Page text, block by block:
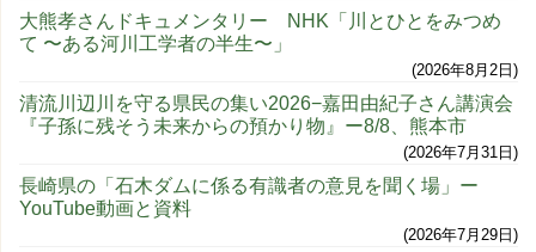
大熊孝さんドキュメンタリー NHK「川とひとをみつめ
て 〜ある河川工学者の半生〜」
2026年8月2日
清流川辺川を守る県民の集い2026−嘉田由紀子さん講演会
『子孫に残そう未来からの預かり物』ー8/8、熊本市
2026年7月31日
長崎県の「石木ダムに係る有識者の意見を聞く場」ー
YouTube動画と資料
2026年7月29日